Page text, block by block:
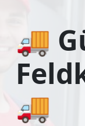
🚚
🚚